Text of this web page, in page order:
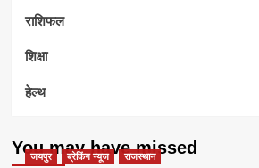
राशिफल
शिक्षा
हेल्थ
You may have missed
जयपुर ब्रेकिंग न्यूज राजस्थान